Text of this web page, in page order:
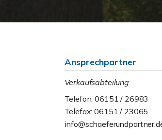
Ansprechpartner
Verkaufsabteilung
Telefon: 06151 / 26983
Telefax: 06151 / 23065